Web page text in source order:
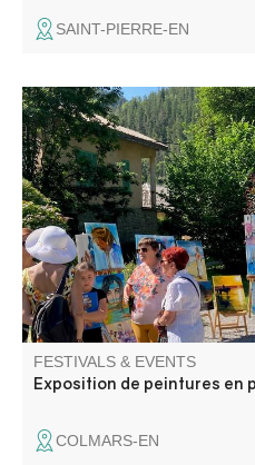
SAINT-PIERRE-EN
Venez admirer les créations
ACA (art et créations
peintures et dessins
FESTIVALS & EVENTS
Exposition de peintures en
COLMARS-EN